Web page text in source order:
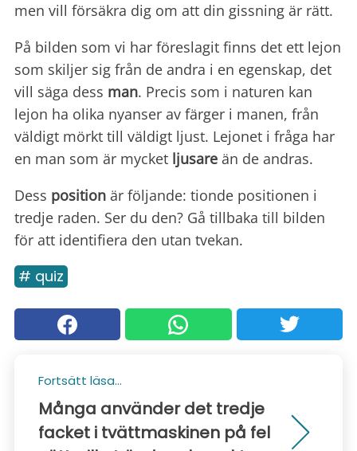
men vill försäkra dig om att din gissning är rätt.
På bilden som vi har föreslagit finns det ett lejon
som skiljer sig från de andra i en egenskap, det
vill säga dess man. Precis som i naturen kan
lejon ha olika nyanser av färger i manen, från
väldigt mörkt till väldigt ljust. Lejonet i fråga har
en man som är mycket ljusare än de andras.
Dess position är följande: tionde positionen i
tredje raden. Ser du den? Gå tillbaka till bilden
för att identifiera den utan tvekan.
# quiz
Fortsätt läsa...
Många använder det tredje
facket i tvättmaskinen på fel